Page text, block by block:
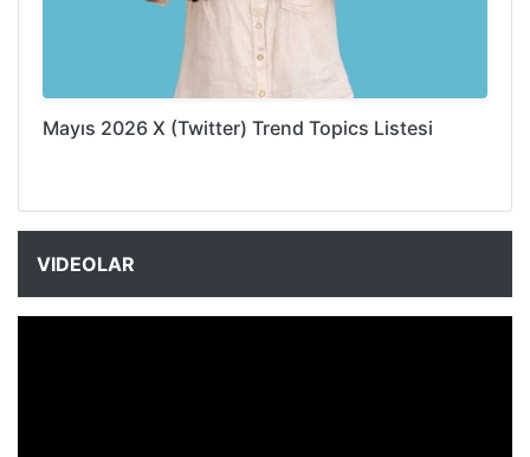
Mayıs 2026 X (Twitter) Trend Topics Listesi
VIDEOLAR